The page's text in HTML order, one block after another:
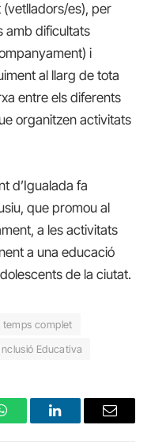
(vetlladors/es), per
amb dificultats
i
al llarg de tota
entre els diferents
organitzen activitats
d’Igualada fa
que promou al
a les activitats
a una educació
de la ciutat.
temps complet
Inclusió Educativa
WhatsAppLinkedInEmail